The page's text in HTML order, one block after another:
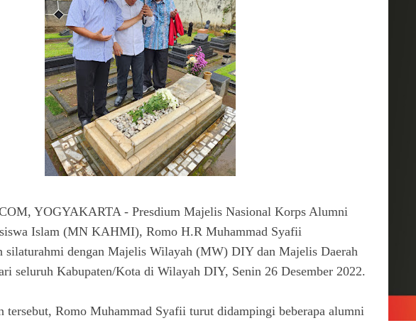
YOGYAKARTA - Presdium Majelis Nasional Korps Alumni
Islam (MN KAHMI), Romo H.R Muhammad Syafii
dengan Majelis Wilayah (MW) DIY dan Majelis Daerah
seluruh Kabupaten/Kota di Wilayah DIY, Senin 26 Desember 2022.
tersebut, Romo Muhammad Syafii turut didampingi beberapa alumni